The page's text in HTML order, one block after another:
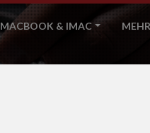
MACBOOK & IMAC